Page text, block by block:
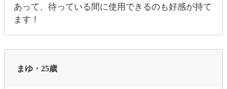
あって、待っている間に使用できるのも好感が持て
ます！
まゆ・25歳